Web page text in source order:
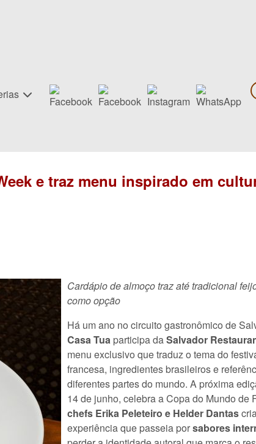
e traz menu inspirado em
Cardápio de almoço traz até tradicional
como opção
Há um ano no circuito gastronômico de
Casa Tua participa daSalvador
menu exclusivo que traduz o tema do
francesa, ingredientes brasileiros e
diferentes partes do mundo. A próxima
14 de junho, celebra a Copa do Mundo de
chefs Erika Peleteiro e Helder Dantas
experiência que passeia porsabores